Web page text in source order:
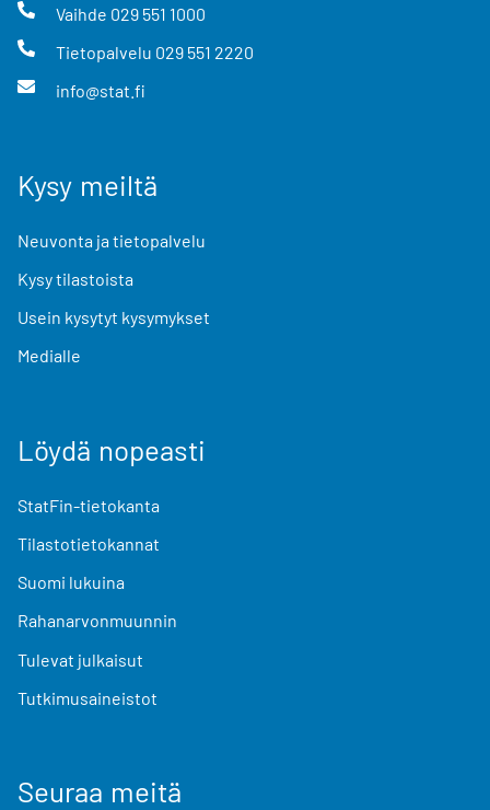
Vaihde 029 551 1000
Tietopalvelu 029 551 2220
info@stat.fi
Kysy meiltä
Neuvonta ja tietopalvelu
Kysy tilastoista
Usein kysytyt kysymykset
Medialle
Löydä nopeasti
StatFin-tietokanta
Tilastotietokannat
Suomi lukuina
Rahanarvonmuunnin
Tulevat julkaisut
Tutkimusaineistot
Seuraa meitä